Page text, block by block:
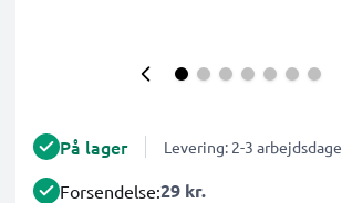
På lager Levering: 2-3 arbejdsdage
Forsendelse:29 kr.